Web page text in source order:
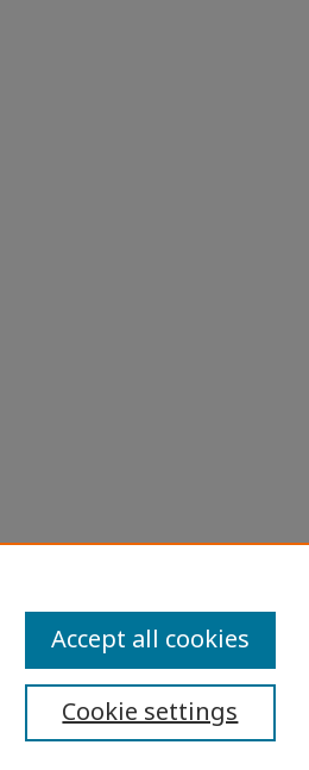
Cookie settings
Accept all cookies